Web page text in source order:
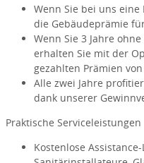
Wenn Sie bei uns
die Gebäudeprämie
Wenn Sie 3 Jahre
erhalten Sie mit der
gezahlten Prämien
Alle zwei Jahre
dank unserer
Praktische Serviceleistungen
Kostenlose